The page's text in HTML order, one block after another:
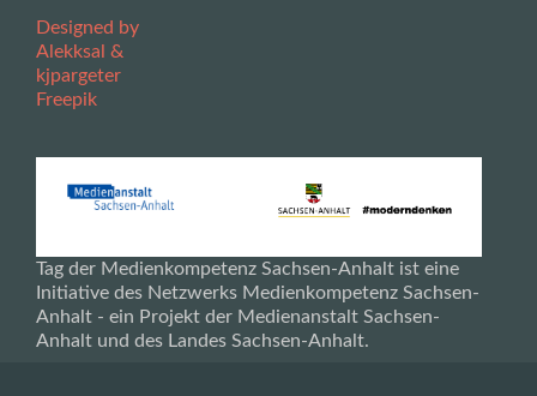
Designed by
Alekksal &
kjpargeter
Freepik
Tag der Medienkompetenz Sachsen-Anhalt ist eine
Initiative des Netzwerks Medienkompetenz Sachsen-
Anhalt - ein Projekt der Medienanstalt Sachsen-
Anhalt und des Landes Sachsen-Anhalt.